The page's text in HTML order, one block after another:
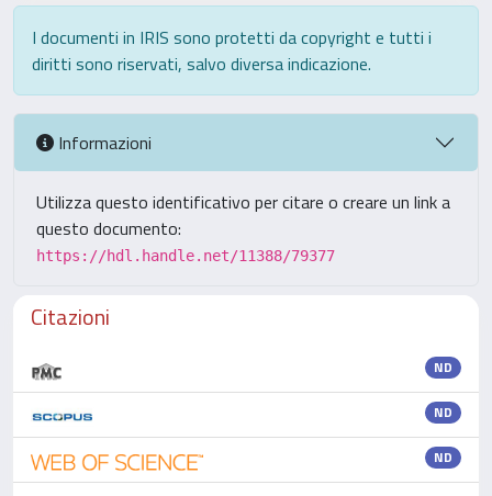
I documenti in IRIS sono protetti da copyright e tutti i
diritti sono riservati, salvo diversa indicazione.
Informazioni
Utilizza questo identificativo per citare o creare un link a
questo documento:
https://hdl.handle.net/11388/79377
Citazioni
ND
ND
ND